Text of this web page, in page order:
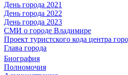
День города 2021
День города 2022
День города 2023
СМИ о городе Владимире
Проект туристского кода центра
Глава города
Биография
Полномочия